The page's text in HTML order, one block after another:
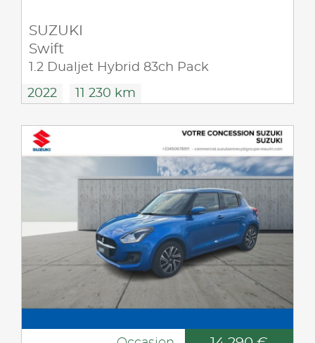
SUZUKI
Swift
1.2 Dualjet Hybrid 83ch Pack
2022 11 230 km